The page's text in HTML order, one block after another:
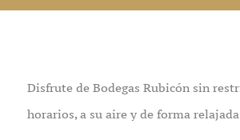
Disfrute de Bodegas Rubicón sin
horarios, a su aire y de forma